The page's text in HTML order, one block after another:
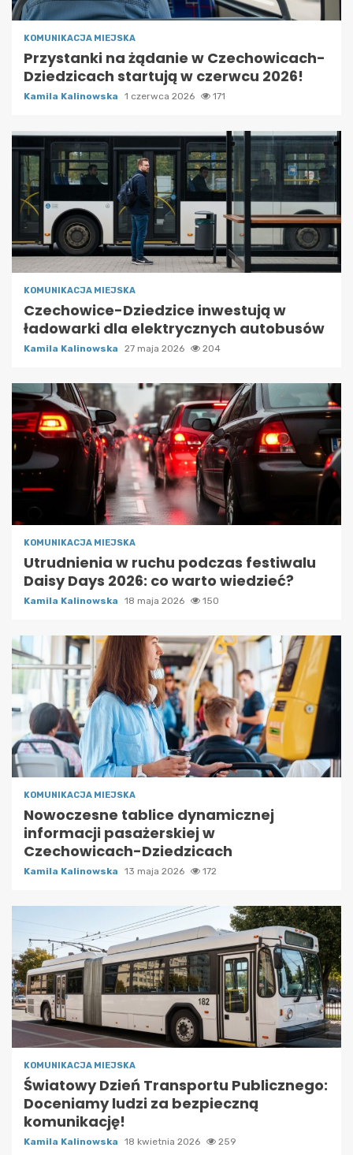
KOMUNIKACJA MIEJSKA
Przystanki na żądanie w Czechowicach-
Dziedzicach startują w czerwcu 2026!
Kamila Kalinowska 1 czerwca 2026 171
KOMUNIKACJA MIEJSKA
Czechowice-Dziedzice inwestują w
ładowarki dla elektrycznych autobusów
Kamila Kalinowska 27 maja 2026 204
KOMUNIKACJA MIEJSKA
Utrudnienia w ruchu podczas festiwalu
Daisy Days 2026: co warto wiedzieć?
Kamila Kalinowska 18 maja 2026 150
KOMUNIKACJA MIEJSKA
Nowoczesne tablice dynamicznej
informacji pasażerskiej w
Czechowicach-Dziedzicach
Kamila Kalinowska 13 maja 2026 172
KOMUNIKACJA MIEJSKA
Światowy Dzień Transportu Publicznego:
Doceniamy ludzi za bezpieczną
komunikację!
Kamila Kalinowska 18 kwietnia 2026 259